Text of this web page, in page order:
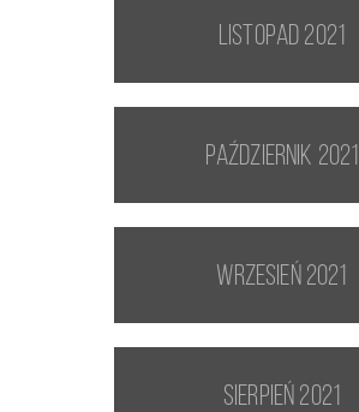
listopad 2021
październik 2021
wrzesień 2021
sierpień 2021